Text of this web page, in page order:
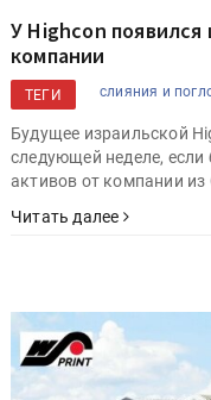
У Highcon
компании
ТЕГИ cлияния и
Будущее израильской
следующей неделе, если
активов от компании
Читать далее